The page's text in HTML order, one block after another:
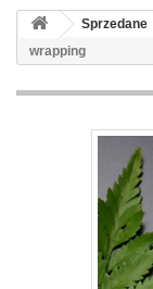
Sprzedane
wrapping